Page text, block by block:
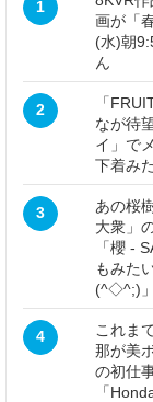
1
画が「
(水)朝
ん
2
「
なが待
イ」で
下着み
3
あの桜
大衆」
「櫻 -
もみた
(^◇^;)」
4
これま
那が美
の初仕
「